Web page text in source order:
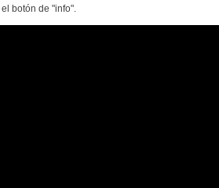
botón de "info".